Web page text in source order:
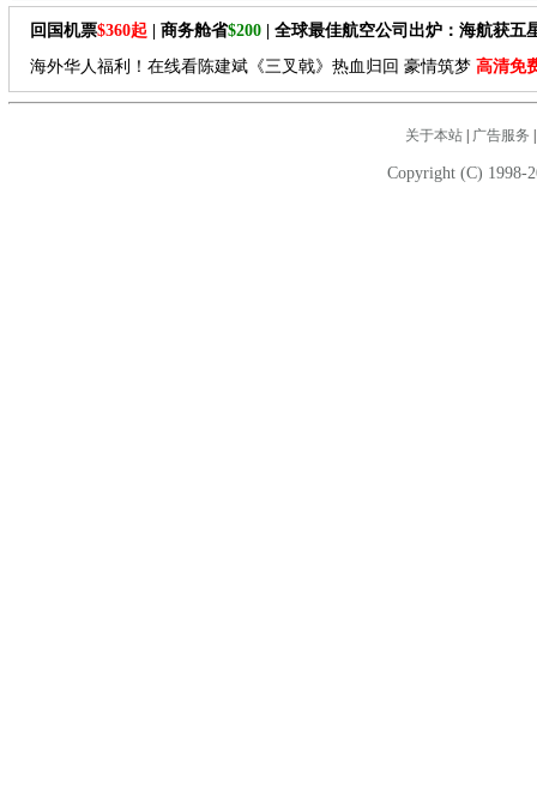
回国机票$360起 | 商务舱省$200 | 全球最佳航空公司出炉：海航获五
海外华人福利！在线看陈建斌《三叉戟》热血归回 豪情筑梦 高清免
关于本站| 广告服务
Copyright (C) 1998-